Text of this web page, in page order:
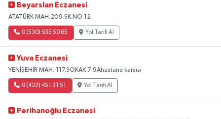
Beyarslan Eczanesi
ATATÜRK MAH.209 SK.NO:12
0 (530) 635 50 65 Yol Tarifi Al
Yuva Eczanesi
YENİŞEHİR MAH. 117.SOKAK 7-9Ahastane karşısı
0 (432) 451 31 51 Yol Tarifi Al
Perihanoğlu Eczanesi